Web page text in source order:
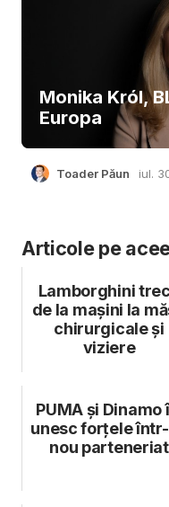
Monika Król,
Europa
Toader Păun iul.
Articole pe
Lamborghini
de la mașini la
chirurgicale și
viziere
PUMA și Dinamo
unesc forțele
nou parteneriat